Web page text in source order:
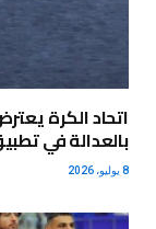
اتحاد الكرة
بالعدالة في
8 يوليو، 2026